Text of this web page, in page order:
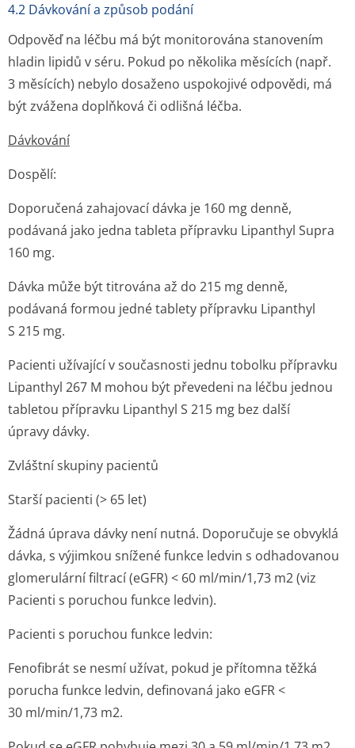
4.2 Dávkování a způsob podání
Odpověď na léčbu má být monitorována stanovením
hladin lipidů v séru. Pokud po několika měsících (např.
3 měsících) nebylo dosaženo uspokojivé odpovědi, má
být zvážena doplňková či odlišná léčba.
Dávkování
Dospělí:
Doporučená zahajovací dávka je 160 mg denně,
podávaná jako jedna tableta přípravku Lipanthyl Supra
160 mg.
Dávka může být titrována až do 215 mg denně,
podávaná formou jedné tablety přípravku Lipanthyl
S 215 mg.
Pacienti užívající v současnosti jednu tobolku přípravku
Lipanthyl 267 M mohou být převedeni na léčbu jednou
tabletou přípravku Lipanthyl S 215 mg bez další
úpravy dávky.
Zvláštní skupiny pacientů
Starší pacienti (> 65 let)
Žádná úprava dávky není nutná. Doporučuje se obvyklá
dávka, s výjimkou snížené funkce ledvin s odhadovanou
glomerulární filtrací (eGFR) < 60 ml/min/1,73 m2(viz
Pacienti s poruchou funkce ledvin).
Pacienti s poruchou funkce ledvin:
Fenofibrát se nesmí užívat, pokud je přítomna těžká
porucha funkce ledvin, definovaná jako eGFR <
30 ml/min/1,7­3 m2.